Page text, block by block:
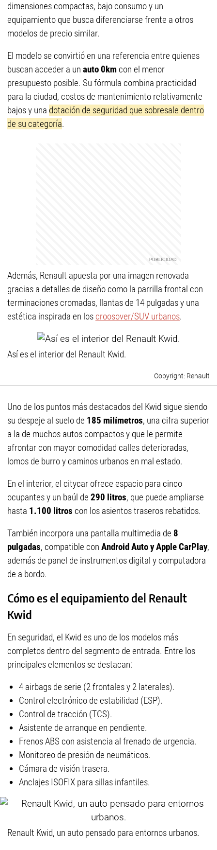
dimensiones compactas, bajo consumo y un
equipamiento que busca diferenciarse frente a otros
modelos de precio similar.
El modelo se convirtió en una referencia entre quienes
buscan acceder a un auto 0km con el menor
presupuesto posible. Su fórmula combina practicidad
para la ciudad, costos de mantenimiento relativamente
bajos y una dotación de seguridad que sobresale dentro
de su categoría.
Además, Renault apuesta por una imagen renovada
gracias a detalles de diseño como la parrilla frontal con
terminaciones cromadas, llantas de 14 pulgadas y una
estética inspirada en los croosover/SUV urbanos.
Así es el interior del Renault Kwid.
Renault
Uno de los puntos más destacados del Kwid sigue siendo
su despeje al suelo de 185 milímetros, una cifra superior
a la de muchos autos compactos y que le permite
afrontar con mayor comodidad calles deterioradas,
lomos de burro y caminos urbanos en mal estado.
En el interior, el citycar ofrece espacio para cinco
ocupantes y un baúl de 290 litros, que puede ampliarse
hasta 1.100 litros con los asientos traseros rebatidos.
También incorpora una pantalla multimedia de 8
pulgadas, compatible con Android Auto y Apple CarPlay,
además de panel de instrumentos digital y computadora
de a bordo.
Cómo es el equipamiento del Renault
Kwid
En seguridad, el Kwid es uno de los modelos más
completos dentro del segmento de entrada. Entre los
principales elementos se destacan:
4 airbags de serie (2 frontales y 2 laterales).
Control electrónico de estabilidad (ESP).
Control de tracción (TCS).
Asistente de arranque en pendiente.
Frenos ABS con asistencia al frenado de urgencia.
Monitoreo de presión de neumáticos.
Cámara de visión trasera.
Anclajes ISOFIX para sillas infantiles.
Renault Kwid, un auto pensado para entornos urbanos.